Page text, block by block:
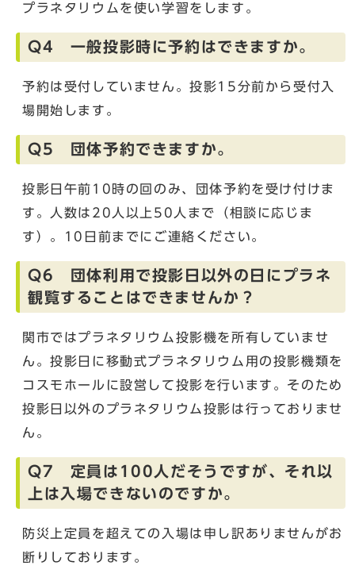
プラネタリウムを使い学習をします。
Q4 一般投影時に予約はできますか。
予約は受付していません。投影15分前から受付入
場開始します。
Q5 団体予約できますか。
投影日午前10時の回のみ、団体予約を受け付けま
す。人数は20人以上50人まで（相談に応じま
す）。10日前までにご連絡ください。
Q6 団体利用で投影日以外の日にプラネ
観覧することはできませんか？
関市ではプラネタリウム投影機を所有していませ
ん。投影日に移動式プラネタリウム用の投影機類を
コスモホールに設営して投影を行います。そのため
投影日以外のプラネタリウム投影は行っておりませ
ん。
Q7 定員は100人だそうですが、それ以
上は入場できないのですか。
防災上定員を超えての入場は申し訳ありませんがお
断りしております。